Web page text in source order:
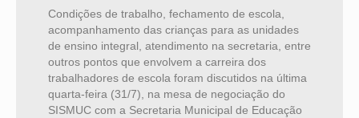
Condições de trabalho, fechamento de escola,
acompanhamento das crianças para as unidades
de ensino integral, atendimento na secretaria, entre
outros pontos que envolvem a carreira dos
trabalhadores de escola foram discutidos na última
quarta-feira (31/7), na mesa de negociação do
SISMUC com a Secretaria Municipal de Educação